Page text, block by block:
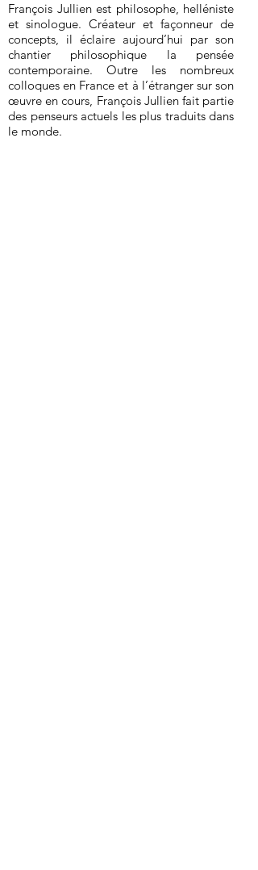
François Jullien est philosophe, helléniste
et sinologue. Créateur et façonneur de
concepts, il éclaire aujourd’hui par son
chantier philosophique la pensée
contemporaine. Outre les nombreux
colloques en France et à l’étranger sur son
œuvre en cours, François Jullien fait partie
des penseurs actuels les plus traduits dans
le monde.